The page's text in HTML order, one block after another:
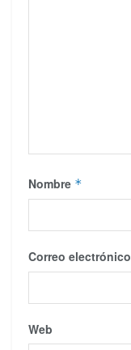
Nombre *
Correo electrónico
Web